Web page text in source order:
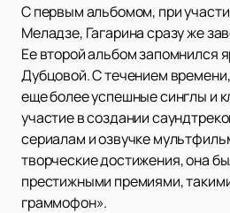
С первым альбомом, при
Меладзе, Гагарина сразу же
Ее второй альбом запомнился
Дубцовой. С течением
еще более успешные синглы и
участие в создании
сериалам и озвучке
творческие достижения, она
престижными премиями,
граммофон».